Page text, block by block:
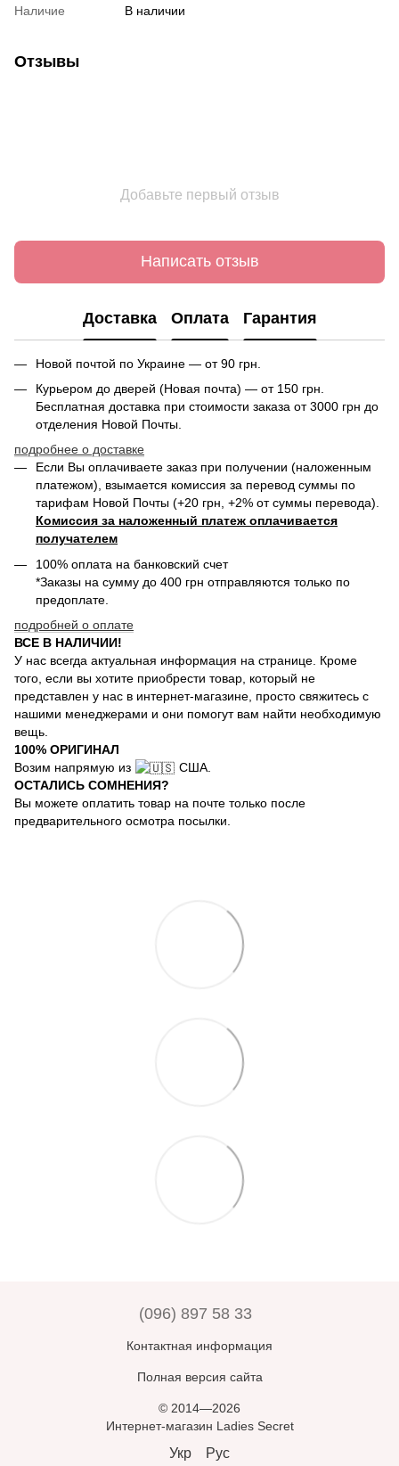
Наличие
В наличии
Отзывы
Добавьте первый отзыв
Написать отзыв
Доставка Оплата Гарантия
Новой почтой по Украине — от 90 грн.
Курьером до дверей (Новая почта) — от 150 грн.
Бесплатная доставка при стоимости заказа от 3000 грн до
отделения Новой Почты.
подробнее о доставке
Если Вы оплачиваете заказ при получении (наложенным
платежом), взымается комиссия за перевод суммы по
тарифам Новой Почты (+20 грн, +2% от суммы перевода).
Комиссия за наложенный платеж оплачивается
получателем
100% оплата на банковский счет
*Заказы на сумму до 400 грн отправляются только по
предоплате.
подробней о оплате
ВСЕ В НАЛИЧИИ!
У нас всегда актуальная информация на странице. Кроме
того, если вы хотите приобрести товар, который не
представлен у нас в интернет-магазине, просто свяжитесь с
нашими менеджерами и они помогут вам найти необходимую
вещь.
100% ОРИГИНАЛ
Возим напрямую из
США.
ОСТАЛИСЬ СОМНЕНИЯ?
Вы можете оплатить товар на почте только после
предварительного осмотра посылки.
(096) 897 58 33
Контактная информация
Полная версия сайта
© 2014—2026
Интернет-магазин Ladies Secret
Укр Рус